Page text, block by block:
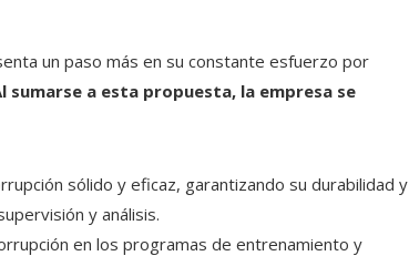
un paso más en su constante esfuerzo por
sumarse a esta propuesta, la empresa se
sólido y eficaz, garantizando su durabilidad y
y análisis.
en los programas de entrenamiento y